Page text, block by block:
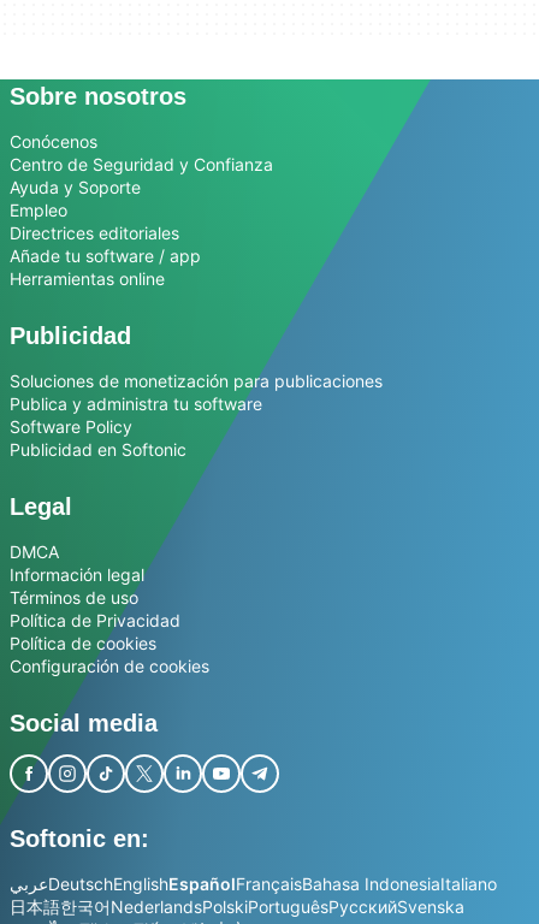
Sobre nosotros
Conócenos
Centro de Seguridad y Confianza
Ayuda y Soporte
Empleo
Directrices editoriales
Añade tu software / app
Herramientas online
Publicidad
Soluciones de monetización para publicaciones
Publica y administra tu software
Software Policy
Publicidad en Softonic
Legal
DMCA
Información legal
Términos de uso
Política de Privacidad
Política de cookies
Configuración de cookies
Social media
Softonic en:
عربيDeutschEnglishEspañolFrançaisBahasa IndonesiaItaliano
日本語한국어NederlandsPolskiPortuguêsРусскийSvenska